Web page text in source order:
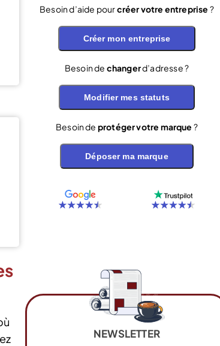
Besoin d’aide pourcréer votre entreprise ?
Créer mon entreprise
Besoin de changerd’adresse ?
Modifier mes statuts
Besoin de protéger votre marque ?
Déposer ma marque
NEWSLETTER